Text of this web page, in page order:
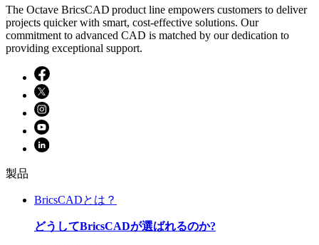
The Octave BricsCAD product line empowers customers to deliver
projects quicker with smart, cost-effective solutions. Our
commitment to advanced CAD is matched by our dedication to
providing exceptional support.
製品
BricsCADとは？
どうしてBricsCADが選ばれるのか?